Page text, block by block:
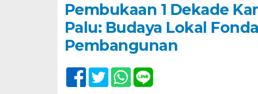
Pembukaan 1 Dekade
Palu: Budaya Lokal
Pembangunan